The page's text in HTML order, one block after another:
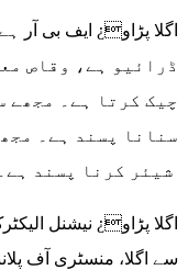
ڈرائیو ہے، وقاص
چیک کرتا ہے۔ مجھے
سنانا پسند ہے۔
اگلا پڑاو¿ نیشنل
سے اگلا، منسٹری آف